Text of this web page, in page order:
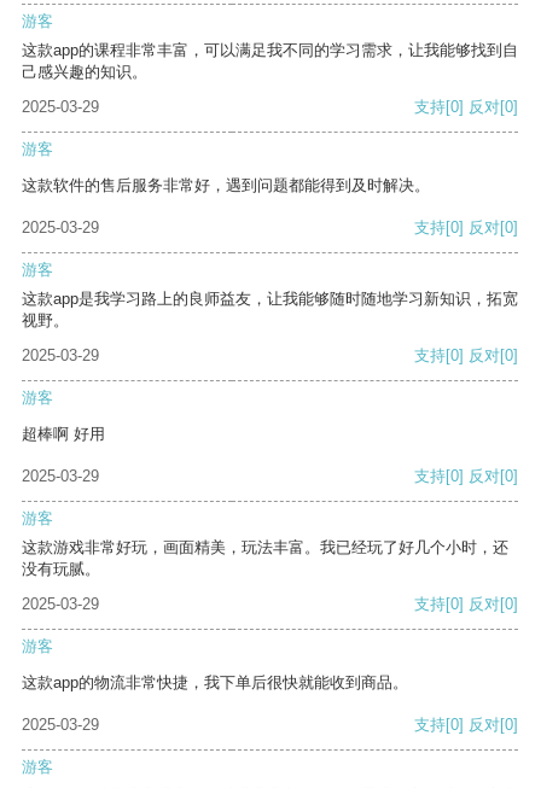
游客
这款app的课程非常丰富，可以满足我不同的学习需求，让我能够找到自
己感兴趣的知识。
2025-03-29
支持[0] 反对[0]
游客
这款软件的售后服务非常好，遇到问题都能得到及时解决。
2025-03-29 支持[0] 反对[0]
游客
这款app是我学习路上的良师益友，让我能够随时随地学习新知识，拓宽
视野。
2025-03-29
支持[0] 反对[0]
游客
超棒啊 好用
2025-03-29 支持[0] 反对[0]
游客
这款游戏非常好玩，画面精美，玩法丰富。我已经玩了好几个小时，还
没有玩腻。
2025-03-29
支持[0] 反对[0]
游客
这款app的物流非常快捷，我下单后很快就能收到商品。
2025-03-29 支持[0] 反对[0]
游客